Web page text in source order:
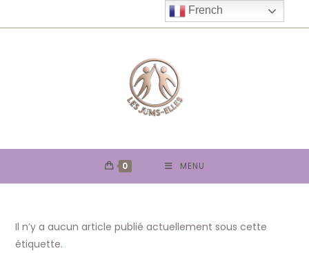
to
0 MENU
Il n’y a aucun article publié actuellement sous cette
étiquette.
French